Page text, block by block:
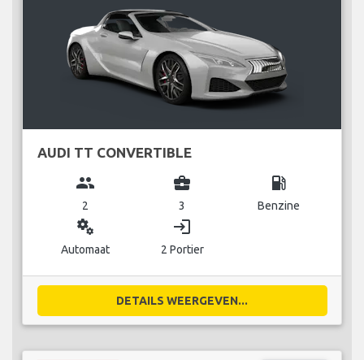
AUDI TT CONVERTIBLE
group
2
business_center
3
local_gas_station
Benzine
miscellaneous_services
Automaat
login
2 Portier
DETAILS WEERGEVEN...